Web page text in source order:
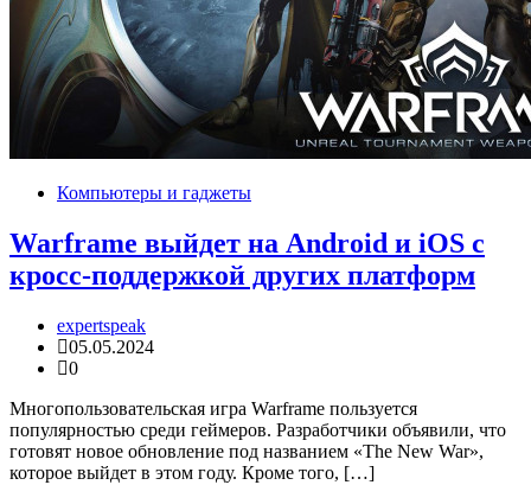
Компьютеры и гаджеты
Warframe выйдет на Android и iOS с
кросс-поддержкой других платформ
expertspeak
05.05.2024
0
Многопользовательская игра Warframe пользуется
популярностью среди геймеров. Разработчики объявили, что
готовят новое обновление под названием «The New War»,
которое выйдет в этом году. Кроме того, […]